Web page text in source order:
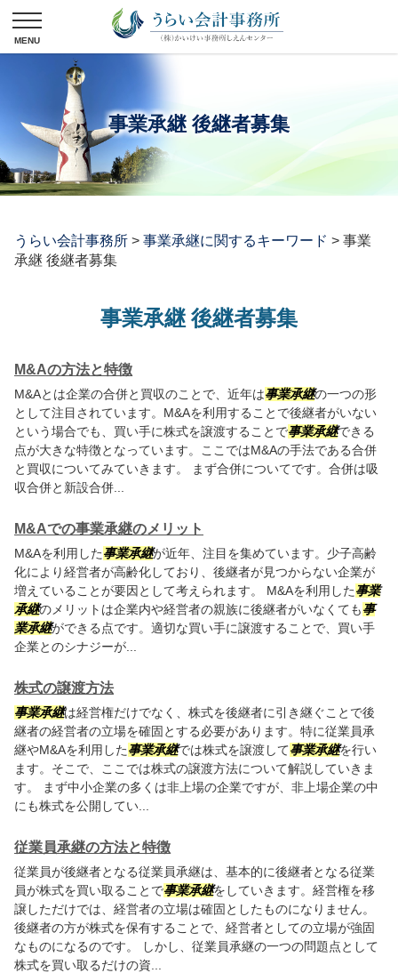
事業承継 後継者募集
うらい会計事務所 > 事業承継に関するキーワード > 事業
承継 後継者募集
事業承継 後継者募集
M&Aの方法と特徴
M&Aとは企業の合併と買収のことで、近年は事業承継の一つの形
として注目されています。M&Aを利用することで後継者がいない
という場合でも、買い手に株式を譲渡することで事業承継できる
点が大きな特徴となっています。ここではM&Aの手法である合併
と買収についてみていきます。 まず合併についてです。合併は吸
収合併と新設合併...
M&Aでの事業承継のメリット
M&Aを利用した事業承継が近年、注目を集めています。少子高齢
化により経営者が高齢化しており、後継者が見つからない企業が
増えていることが要因として考えられます。 M&Aを利用した事業
承継のメリットは企業内や経営者の親族に後継者がいなくても事
業承継ができる点です。適切な買い手に譲渡することで、買い手
企業とのシナジーが...
株式の譲渡方法
事業承継は経営権だけでなく、株式を後継者に引き継ぐことで後
継者の経営者の立場を確固とする必要があります。特に従業員承
継やM&Aを利用した事業承継では株式を譲渡して事業承継を行い
ます。そこで、ここでは株式の譲渡方法について解説していきま
す。 まず中小企業の多くは非上場の企業ですが、非上場企業の中
にも株式を公開してい...
従業員承継の方法と特徴
従業員が後継者となる従業員承継は、基本的に後継者となる従業
員が株式を買い取ることで事業承継をしていきます。経営権を移
譲しただけでは、経営者の立場は確固としたものになりません。
後継者の方が株式を保有することで、経営者としての立場が強固
なものになるのです。 しかし、従業員承継の一つの問題点として
株式を買い取るだけの資...